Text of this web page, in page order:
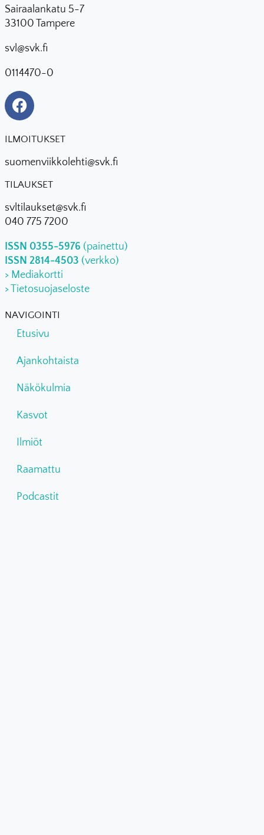
Sairaalankatu 5-7
33100 Tampere
svl@svk.fi
0114470-0
ILMOITUKSET
suomenviikkolehti@svk.fi
TILAUKSET
svltilaukset@svk.fi
040 775 7200
ISSN 0355-5976 (painettu)
ISSN 2814-4503 (verkko)
> Mediakortti
> Tietosuojaseloste
NAVIGOINTI
Etusivu
Ajankohtaista
Näkökulmia
Kasvot
Ilmiöt
Raamattu
Podcastit